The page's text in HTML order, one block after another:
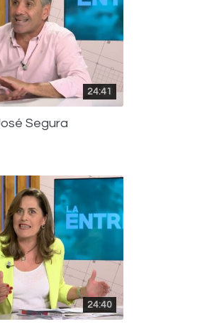
24:41
Segura
24:40